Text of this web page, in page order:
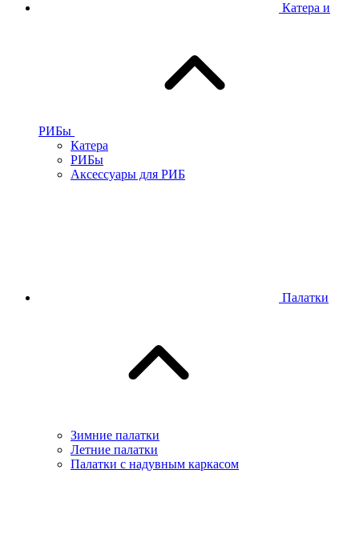
Катера и
РИБы
Катера
РИБы
Аксессуары для РИБ
Палатки
Зимние палатки
Летние палатки
Палатки с надувным каркасом